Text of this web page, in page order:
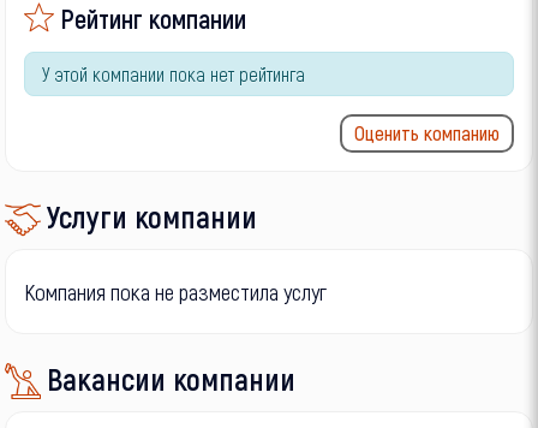
Рейтинг компании
У этой компании пока нет рейтинга
Оценить компанию
Услуги компании
Компания пока не разместила услуг
Вакансии компании